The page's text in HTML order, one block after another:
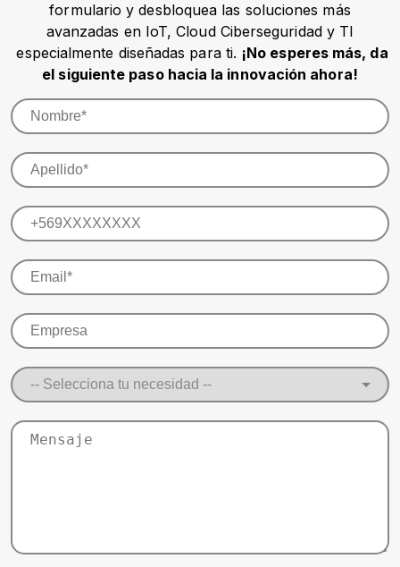
formulario y desbloquea las soluciones más
avanzadas en IoT, Cloud Ciberseguridad y TI
especialmente diseñadas para ti. ¡No esperes más, da
el siguiente paso hacia la innovación ahora!